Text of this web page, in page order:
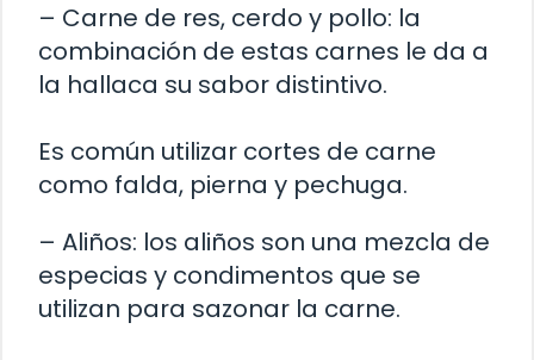
– Carne de res, cerdo y pollo: la
combinación de estas carnes le da a
la hallaca su sabor distintivo.
Es común utilizar cortes de carne
como falda, pierna y pechuga.
– Aliños: los aliños son una mezcla de
especias y condimentos que se
utilizan para sazonar la carne.